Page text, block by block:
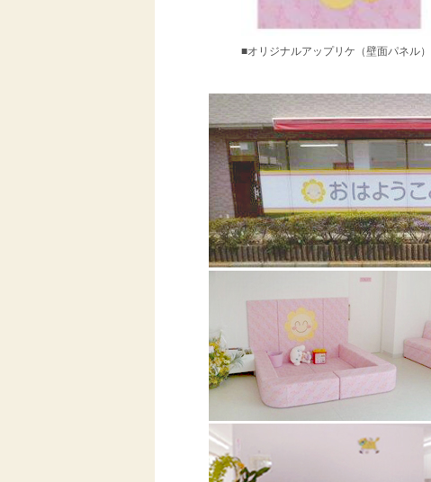
■オリジナルアップリケ（壁面パネル）